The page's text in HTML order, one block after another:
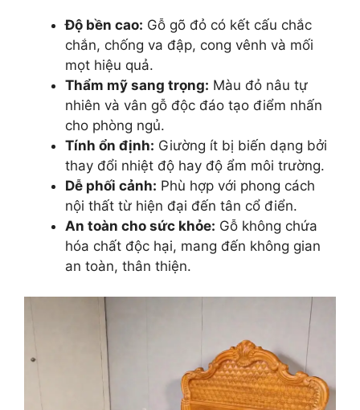
Độ bền cao: Gỗ gõ đỏ có kết cấu chắc
chắn, chống va đập, cong vênh và mối
mọt hiệu quả.
Thẩm mỹ sang trọng: Màu đỏ nâu tự
nhiên và vân gỗ độc đáo tạo điểm nhấn
cho phòng ngủ.
Tính ổn định: Giường ít bị biến dạng bởi
thay đổi nhiệt độ hay độ ẩm môi trường.
Dễ phối cảnh: Phù hợp với phong cách
nội thất từ hiện đại đến tân cổ điển.
An toàn cho sức khỏe: Gỗ không chứa
hóa chất độc hại, mang đến không gian
an toàn, thân thiện.